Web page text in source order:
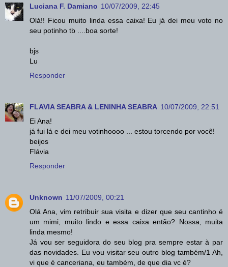
Luciana F. Damiano 10/07/2009, 22:45
Olá!! Ficou muito linda essa caixa! Eu já dei meu voto no
seu potinho tb ....boa sorte!
bjs
Lu
Responder
FLAVIA SEABRA & LENINHA SEABRA 10/07/2009, 22:51
Ei Ana!
já fui lá e dei meu votinhoooo ... estou torcendo por você!
beijos
Flávia
Responder
Unknown 11/07/2009, 00:21
Olá Ana, vim retribuir sua visita e dizer que seu cantinho é
um mimi, muito lindo e essa caixa então? Nossa, muita
linda mesmo!
Já vou ser seguidora do seu blog pra sempre estar à par
das novidades. Eu vou visitar seu outro blog também/1 Ah,
vi que é canceriana, eu também, de que dia vc é?